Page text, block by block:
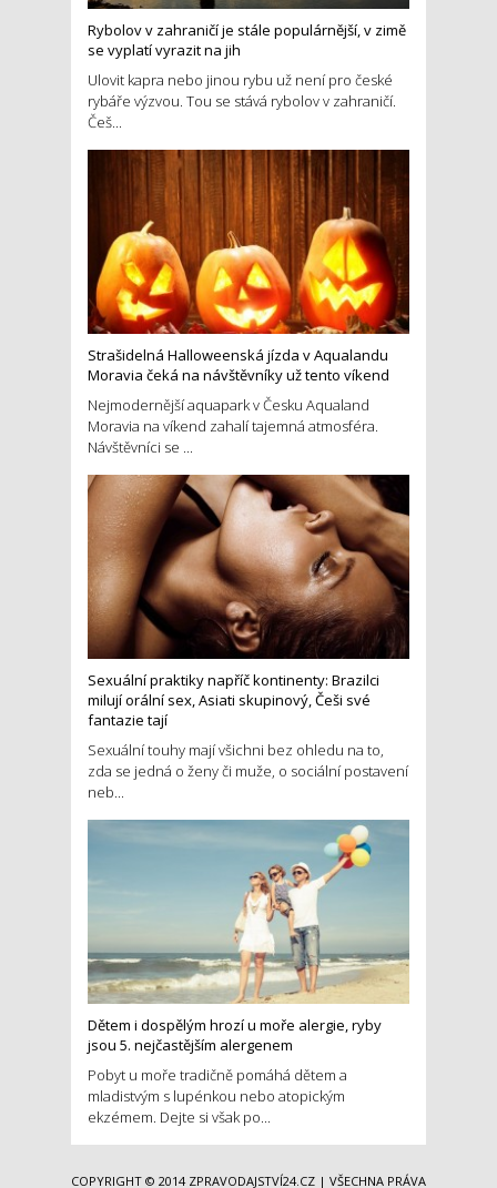
Rybolov v zahraničí je stále populárnější, v zimě
se vyplatí vyrazit na jih
Ulovit kapra nebo jinou rybu už není pro české
rybáře výzvou. Tou se stává rybolov v zahraničí.
Češ...
Strašidelná Halloweenská jízda v Aqualandu
Moravia čeká na návštěvníky už tento víkend
Nejmodernější aquapark v Česku Aqualand
Moravia na víkend zahalí tajemná atmosféra.
Návštěvníci se ...
Sexuální praktiky napříč kontinenty: Brazilci
milují orální sex, Asiati skupinový, Češi své
fantazie tají
Sexuální touhy mají všichni bez ohledu na to,
zda se jedná o ženy či muže, o sociální postavení
neb...
Dětem i dospělým hrozí u moře alergie, ryby
jsou 5. nejčastějším alergenem
Pobyt u moře tradičně pomáhá dětem a
mladistvým s lupénkou nebo atopickým
ekzémem. Dejte si však po...
COPYRIGHT © 2014 ZPRAVODAJSTVÍ24.CZ | VŠECHNA PRÁVA